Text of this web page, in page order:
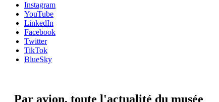
Instagram
YouTube
LinkedIn
Facebook
Twitter
TikTok
BlueSky
Par avion, toute l'actualité du musée